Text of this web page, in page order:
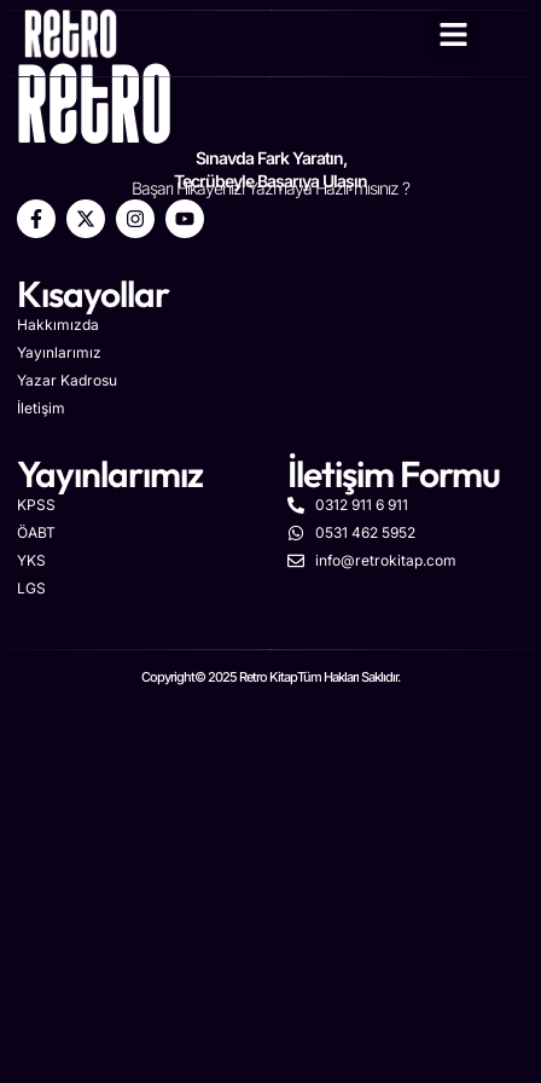
Sınavda Fark Yaratın,
Tecrübeyle Başarıya Ulaşın
Başarı Hikayenizi Yazmaya Hazır mısınız ?
Kısayollar
Hakkımızda
Yayınlarımız
Yazar Kadrosu
İletişim
Yayınlarımız
KPSS
ÖABT
YKS
LGS
İletişim Formu
0312 911 6 911
0531 462 5952
info@retrokitap.com
Copyright© 2025 Retro KitapTüm Hakları Saklıdır.